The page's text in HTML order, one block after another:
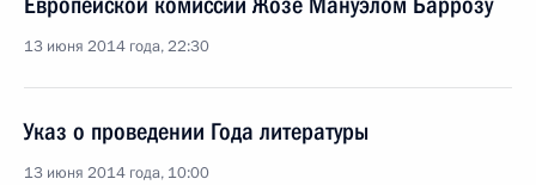
13 июня 2014 года, 22:30
Указ о проведении Года литературы
13 июня 2014 года, 10:00